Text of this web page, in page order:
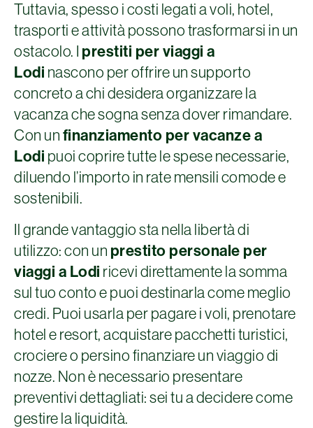
Tuttavia, spesso i costi legati a voli, hotel,
trasporti e attività possono trasformarsi in un
ostacolo. I prestiti per viaggi a
Lodi nascono per offrire un supporto
concreto a chi desidera organizzare la
vacanza che sogna senza dover rimandare.
Con un finanziamento per vacanze a
Lodi puoi coprire tutte le spese necessarie,
diluendo l’importo in rate mensili comode e
sostenibili.
Il grande vantaggio sta nella libertà di
utilizzo: con un prestito personale per
viaggi a Lodi ricevi direttamente la somma
sul tuo conto e puoi destinarla come meglio
credi. Puoi usarla per pagare i voli, prenotare
hotel e resort, acquistare pacchetti turistici,
crociere o persino finanziare un viaggio di
nozze. Non è necessario presentare
preventivi dettagliati: sei tu a decidere come
gestire la liquidità.